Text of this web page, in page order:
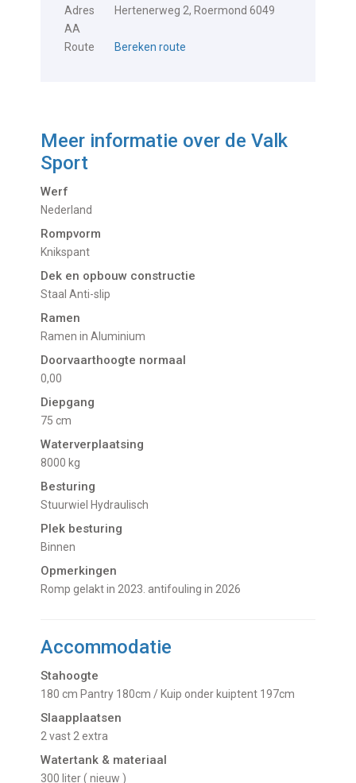
Adres
Hertenerweg 2, Roermond 6049
AA
Route
Bereken route
Meer informatie over deValk
Sport
Werf
Nederland
Rompvorm
Knikspant
Dek en opbouw constructie
Staal Anti-slip
Ramen
Ramen in Aluminium
Doorvaarthoogte normaal
0,00
Diepgang
75 cm
Waterverplaatsing
8000 kg
Besturing
Stuurwiel Hydraulisch
Plek besturing
Binnen
Opmerkingen
Romp gelakt in 2023. antifouling in 2026
Accommodatie
Stahoogte
180 cm Pantry 180cm / Kuip onder kuiptent 197cm
Slaapplaatsen
2 vast 2 extra
Watertank & materiaal
300 liter ( nieuw )